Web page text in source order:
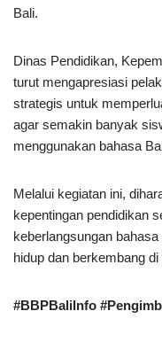
Bali.
Dinas Pendidikan,
turut mengapresiasi
strategis untuk
agar semakin banyak
menggunakan bahasa
Melalui kegiatan ini,
kepentingan pendidikan
keberlangsungan
hidup dan berkembang
#BBPBaliInfo